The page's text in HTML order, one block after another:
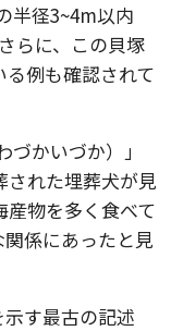
半径3~4m以内
らに、この貝塚
例も確認されて
かいづか）」
された埋葬犬が見
物を多く食べて
係にあったと見
す最古の記述